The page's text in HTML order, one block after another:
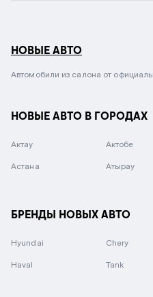
НОВЫЕ АВТО
Автомобили из салона от
НОВЫЕ АВТО В ГОРОДАХ
Актау Актобе
Астана Атырау
БРЕНДЫ НОВЫХ АВТО
Hyundai Chery
Haval Tank